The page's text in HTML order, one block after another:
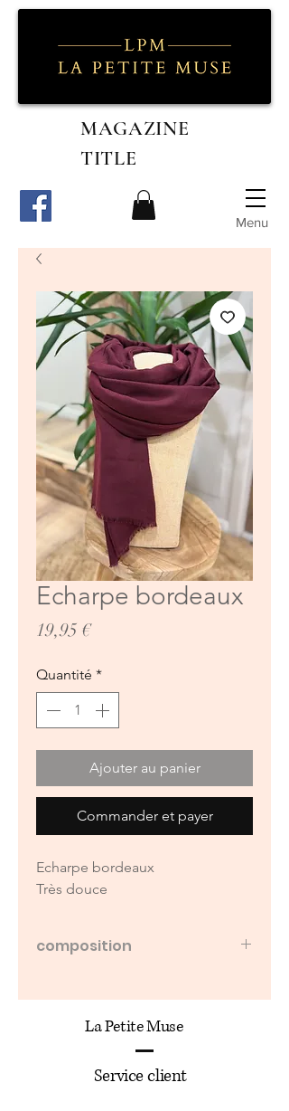
Menu
MAGAZINE
TITLE
Echarpe bordeaux
19,95 €Prix
Quantité *
Ajouter au panier
Commander et payer
Echarpe bordeaux
Très douce
composition
La Petite Muse
Service client